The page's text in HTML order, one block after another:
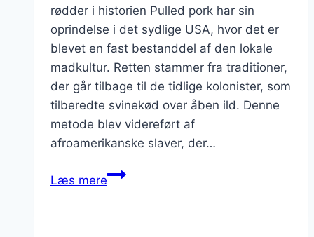
rødder i historien Pulled pork har sin
oprindelse i det sydlige USA, hvor det er
blevet en fast bestanddel af den lokale
madkultur. Retten stammer fra traditioner,
der går tilbage til de tidlige kolonister, som
tilberedte svinekød over åben ild. Denne
metode blev videreført af
afroamerikanske slaver, der…
Læs merePulled